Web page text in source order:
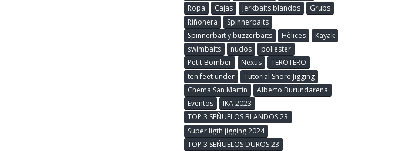
Ropa
Cajas Jerkbaits blandos
Grubs
Riñonera
Spinnerbaits
Spinnerbait y buzzerbaits
Hèlices
Kayak
swimbaits
nudos
poliester
Petit Bomber
Nexus
TEROTERO
ten feet under
Tutorial Shore Jigging
Chema San Martin
Alberto Burundarena
Eventos
IKA 2023
TOP 3 SEÑUELOS BLANDOS 23
Super ligth jigging 2024
TOP 3 SEÑUELOS DUROS 23